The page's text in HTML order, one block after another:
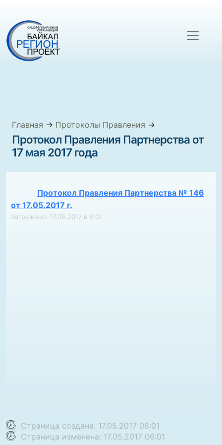
Главная → Протоколы Правления →
Протокол Правления Партнерства от
17 мая 2017 года
Протокол Правления Партнерства № 146
от 17.05.2017 г.
Загружено: 17.05.2017 в 6:01
Страница создана: 17.05.2017 06:01
Страница изменена: 17.05.2017 06:01